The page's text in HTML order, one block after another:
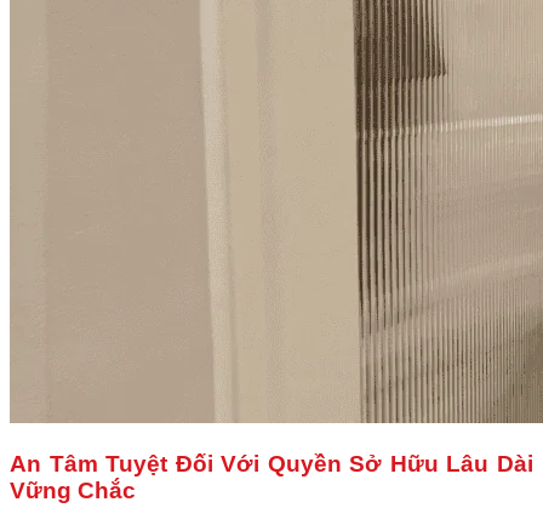
An Tâm Tuyệt Đối Với Quyền Sở Hữu Lâu Dài
Vững Chắc